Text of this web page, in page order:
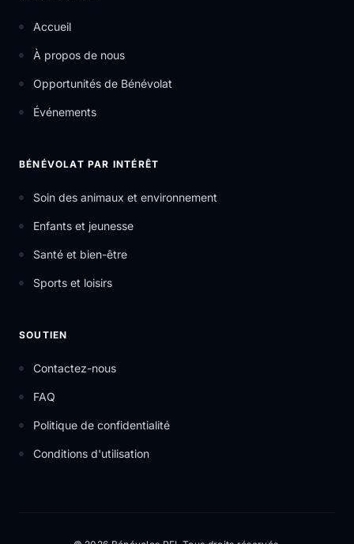
Accueil
À propos de nous
Opportunités de Bénévolat
Événements
BÉNÉVOLAT PAR INTÉRÊT
Soin des animaux et environnement
Enfants et jeunesse
Santé et bien-être
Sports et loisirs
SOUTIEN
Contactez-nous
FAQ
Politique de confidentialité
Conditions d'utilisation